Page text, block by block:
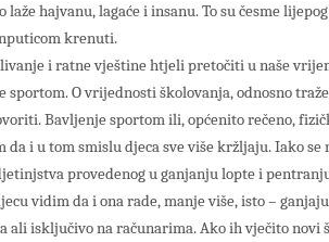
laže hajvanu, lagaće i insanu. To su česme
krenuti.
i ratne vještine htjeli pretočiti u naše
sportom. O vrijednosti školovanja, odnosno
Bavljenje sportom ili, općenito rečeno,
da i u tom smislu djeca sve više kržljaju. Iako
provedenog u ganjanju lopte i
vidim da i ona rade, manje više, isto –
ali isključivo na računarima. Ako ih vječito novi